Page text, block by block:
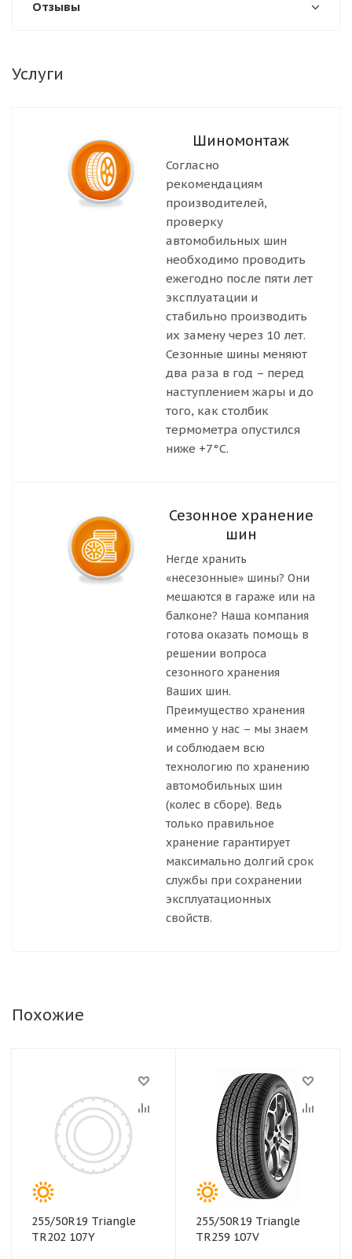
Отзывы
Услуги
Шиномонтаж
Согласно
рекомендациям
производителей,
проверку
автомобильных шин
необходимо проводить
ежегодно после пяти лет
эксплуатации и
стабильно производить
их замену через 10 лет.
Сезонные шины меняют
два раза в год – перед
наступлением жары и до
того, как столбик
термометра опустился
ниже +7°С.
Сезонное хранение
шин
Негде хранить
«несезонные» шины? Они
мешаются в гараже или на
балконе? Наша компания
готова оказать помощь в
решении вопроса
сезонного хранения
Ваших шин.
Преимущество хранения
именно у нас – мы знаем
и соблюдаем всю
технологию по хранению
автомобильных шин
(колес в сборе). Ведь
только правильное
хранение гарантирует
максимально долгий срок
службы при сохранении
эксплуатационных
свойств.
Похожие
255/50R19 Triangle
TR202 107Y
255/50R19 Triangle
TR259 107V